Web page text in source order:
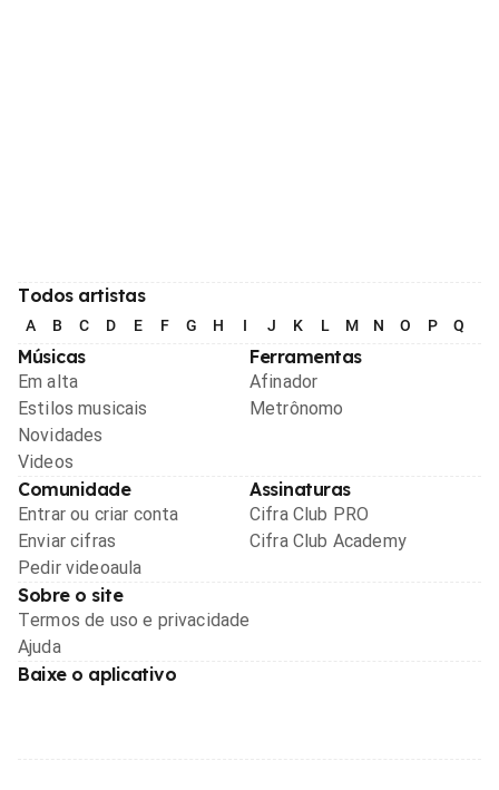
Todos artistas
A B C D E F G H I J K L M N O P Q
Músicas
Em alta
Estilos musicais
Novidades
Videos
Ferramentas
Afinador
Metrônomo
Comunidade
Entrar ou criar conta
Enviar cifras
Pedir videoaula
Assinaturas
Cifra Club PRO
Cifra Club Academy
Sobre o site
Termos de uso e privacidade
Ajuda
Baixe o aplicativo